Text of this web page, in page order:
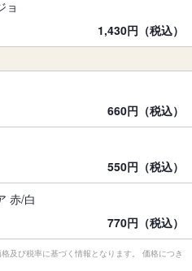
ョ
1,430円（税込）
660円（税込）
550円（税込）
赤/白
770円（税込）
及び税率に基づく情報となります。 価格につき